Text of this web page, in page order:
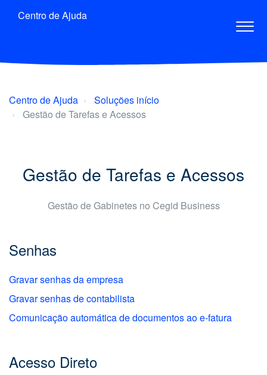
Centro de Ajuda
Centro de Ajuda
Soluções início
Gestão de Tarefas e Acessos
Gestão de Tarefas e Acessos
Gestão de Gabinetes no Cegid Business
Senhas
Gravar senhas da empresa
Gravar senhas de contabilista
Comunicação automática de documentos ao e-fatura
Acesso Direto